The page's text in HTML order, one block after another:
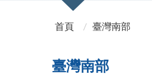
首頁
臺灣南部
臺灣南部